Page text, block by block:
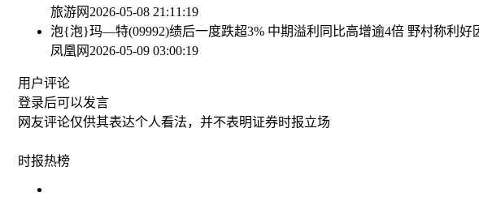
旅游网 2026-05-08 21:11:19
泡{泡}玛—特(09992)绩后一度跌超3% 中期溢利同比高增逾4倍 野村称利好
凤凰网 2026-05-09 03:00:19
用户评论
登录后可以发言
网友评论仅供其表达个人看法，并不表明证券时报立场
时报热榜